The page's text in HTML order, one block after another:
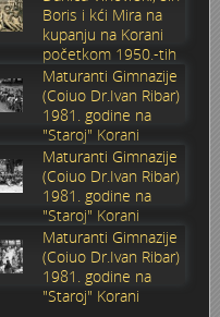
Mustad-Karlovac
(Denis&Denis) i Edi Kraljić
godine
godine
godine
- utemeljen 1924.
zbornica - Igor Mihelić
Boris i kći Mira na
kupanju na Korani
početkom 1950.-tih
godina
Maturanti Gimnazije
(Coiuo Dr.Ivan Ribar)
1981. godine na
"Staroj" Korani
Maturanti Gimnazije
(Coiuo Dr.Ivan Ribar)
1981. godine na
"Staroj" Korani
Maturanti Gimnazije
(Coiuo Dr.Ivan Ribar)
1981. godine na
"Staroj" Korani